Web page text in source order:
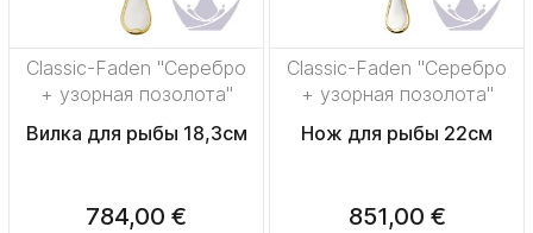
Classic-Faden "Серебро
+ узорная позолота"
Вилка для рыбы 18,3см
784,00 €
Classic-Faden "Серебро
+ узорная позолота"
Нож для рыбы 22см
851,00 €